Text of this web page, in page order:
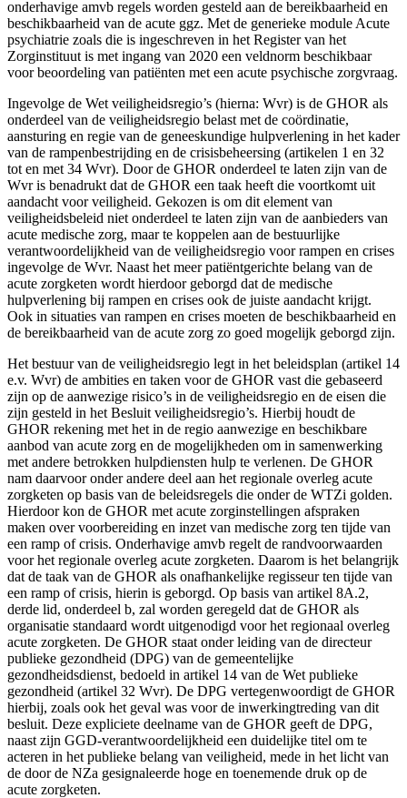
onderhavige amvb regels worden gesteld aan de bereikbaarheid en
beschikbaarheid van de acute ggz. Met de generieke module Acute
psychiatrie zoals die is ingeschreven in het Register van het
Zorginstituut is met ingang van 2020 een veldnorm beschikbaar
voor beoordeling van patiënten met een acute psychische zorgvraag.
Ingevolge de Wet veiligheidsregio’s (hierna: Wvr) is de GHOR als
onderdeel van de veiligheidsregio belast met de coördinatie,
aansturing en regie van de geneeskundige hulpverlening in het kader
van de rampenbestrijding en de crisisbeheersing (artikelen 1 en 32
tot en met 34 Wvr). Door de GHOR onderdeel te laten zijn van de
Wvr is benadrukt dat de GHOR een taak heeft die voortkomt uit
aandacht voor veiligheid. Gekozen is om dit element van
veiligheidsbeleid niet onderdeel te laten zijn van de aanbieders van
acute medische zorg, maar te koppelen aan de bestuurlijke
verantwoordelijkheid van de veiligheidsregio voor rampen en crises
ingevolge de Wvr. Naast het meer patiëntgerichte belang van de
acute zorgketen wordt hierdoor geborgd dat de medische
hulpverlening bij rampen en crises ook de juiste aandacht krijgt.
Ook in situaties van rampen en crises moeten de beschikbaarheid en
de bereikbaarheid van de acute zorg zo goed mogelijk geborgd zijn.
Het bestuur van de veiligheidsregio legt in het beleidsplan (artikel 14
e.v. Wvr) de ambities en taken voor de GHOR vast die gebaseerd
zijn op de aanwezige risico’s in de veiligheidsregio en de eisen die
zijn gesteld in het Besluit veiligheidsregio’s. Hierbij houdt de
GHOR rekening met het in de regio aanwezige en beschikbare
aanbod van acute zorg en de mogelijkheden om in samenwerking
met andere betrokken hulpdiensten hulp te verlenen. De GHOR
nam daarvoor onder andere deel aan het regionale overleg acute
zorgketen op basis van de beleidsregels die onder de WTZi golden.
Hierdoor kon de GHOR met acute zorginstellingen afspraken
maken over voorbereiding en inzet van medische zorg ten tijde van
een ramp of crisis. Onderhavige amvb regelt de randvoorwaarden
voor het regionale overleg acute zorgketen. Daarom is het belangrijk
dat de taak van de GHOR als onafhankelijke regisseur ten tijde van
een ramp of crisis, hierin is geborgd. Op basis van artikel 8A.2,
derde lid, onderdeel b, zal worden geregeld dat de GHOR als
organisatie standaard wordt uitgenodigd voor het regionaal overleg
acute zorgketen. De GHOR staat onder leiding van de directeur
publieke gezondheid (DPG) van de gemeentelijke
gezondheidsdienst, bedoeld in artikel 14 van de Wet publieke
gezondheid (artikel 32 Wvr). De DPG vertegenwoordigt de GHOR
hierbij, zoals ook het geval was voor de inwerkingtreding van dit
besluit. Deze expliciete deelname van de GHOR geeft de DPG,
naast zijn GGD-verantwoordelijkheid een duidelijke titel om te
acteren in het publieke belang van veiligheid, mede in het licht van
de door de NZa gesignaleerde hoge en toenemende druk op de
acute zorgketen.